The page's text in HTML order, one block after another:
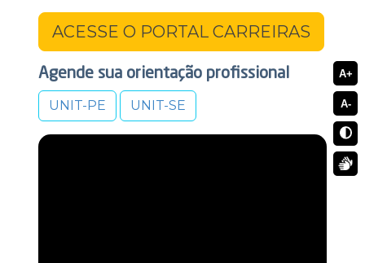
ACESSE O PORTAL CARREIRAS
Agende sua orientação profissional
UNIT-PE UNIT-SE
A+
A-